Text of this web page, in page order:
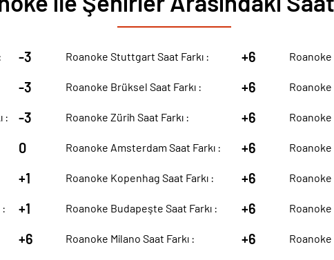
-3
-3
: -3
0
+1
: +1
+6
Roanoke Stuttgart Saat Farkı : +6
Roanoke Brüksel Saat Farkı : +6
Roanoke Zürih Saat Farkı : +6
Roanoke Amsterdam Saat Farkı : +6
Roanoke Kopenhag Saat Farkı : +6
Roanoke Budapeşte Saat Farkı : +6
Roanoke Milano Saat Farkı : +6
Roanoke
Roanoke
Roanoke
Roanoke
Roanoke
Roanoke
Roanoke